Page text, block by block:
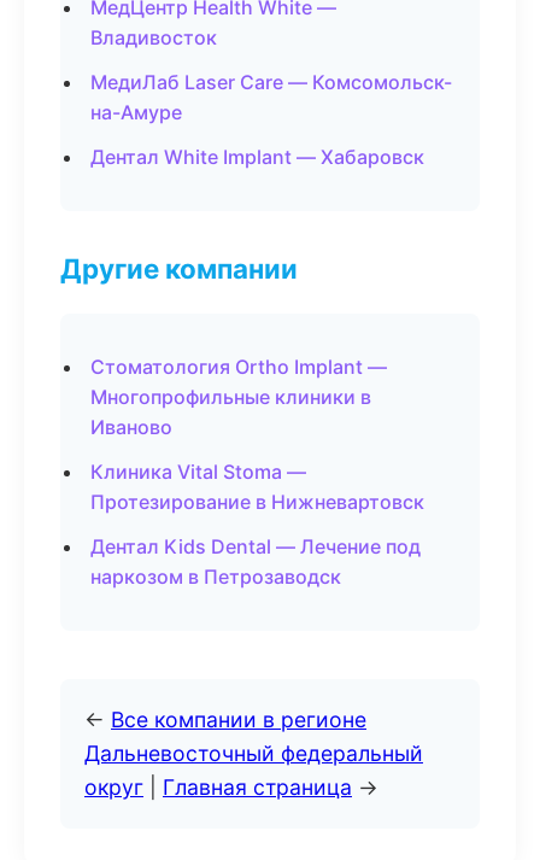
МедЦентр Health White —
Владивосток
МедиЛаб Laser Care — Комсомольск-
на-Амуре
Дентал White Implant — Хабаровск
Другие компании
Стоматология Ortho Implant —
Многопрофильные клиники в
Иваново
Клиника Vital Stoma —
Протезирование в Нижневартовск
Дентал Kids Dental — Лечение под
наркозом в Петрозаводск
← Все компании в регионе
Дальневосточный федеральный
округ
Главная страница →